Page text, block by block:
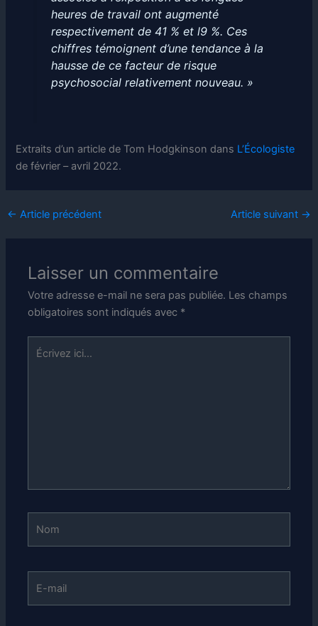
heures de travail ont augmenté
respectivement de 41 % et l9 %. Ces
chiffres témoignent d’une tendance à la
hausse de ce facteur de risque
psychosocial relativement nouveau. »
Extraits d’un article de Tom Hodgkinson dans L’Écologiste
de février – avril 2022.
← Article précédent Article suivant →
Laisser un commentaire
Votre adresse e-mail ne sera pas publiée. Les champs
obligatoires sont indiqués avec *
Écrivez
ici…
mail